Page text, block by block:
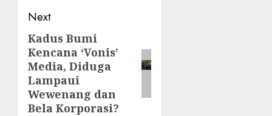
Next
Next
post:
Kadus Bumi
Kencana ‘Vonis’
Media, Diduga
Lampaui
Wewenang dan
Bela Korporasi?